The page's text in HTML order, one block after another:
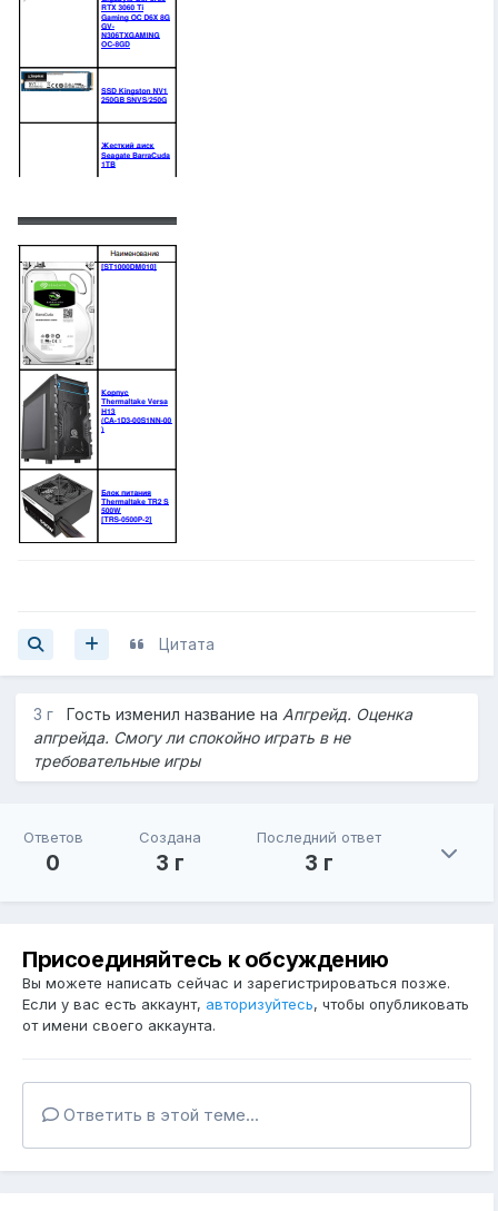
Цитата
3 г Гость изменил название на Апгрейд. Оценка
апгрейда. Смогу ли спокойно играть в не
требовательные игры
Ответов
0
Создана
3 г
Последний ответ
3 г
Присоединяйтесь к обсуждению
Вы можете написать сейчас и зарегистрироваться позже.
Если у вас есть аккаунт, авторизуйтесь, чтобы опубликовать
от имени своего аккаунта.
Ответить в этой теме...